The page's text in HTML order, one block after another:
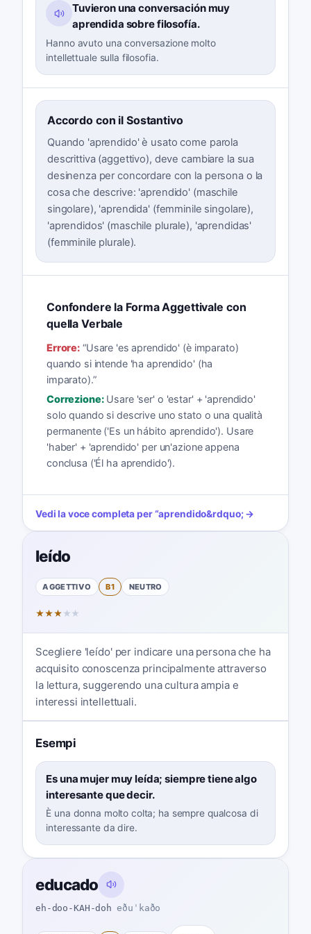
Tuvieron una conversación muy
aprendida sobre filosofía.
Hanno avuto una conversazione molto
intellettuale sulla filosofia.
Accordo con il Sostantivo
Quando 'aprendido' è usato come parola
descrittiva (aggettivo), deve cambiare la sua
desinenza per concordare con la persona o la
cosa che descrive: 'aprendido' (maschile
singolare), 'aprendida' (femminile singolare),
'aprendidos' (maschile plurale), 'aprendidas'
(femminile plurale).
Confondere la Forma Aggettivale con
quella Verbale
Errore: “Usare 'es aprendido' (è imparato)
quando si intende 'ha aprendido' (ha
imparato).”
Correzione: Usare 'ser' o 'estar' + 'aprendido'
solo quando si descrive uno stato o una qualità
permanente ('Es un hábito aprendido'). Usare
'haber' + 'aprendido' per un'azione appena
conclusa ('Él ha aprendido').
Vedi la voce completa per“aprendido&rdquo; →
leído
AGGETTIVO B1 NEUTRO
★★★ ★ ★
Scegliere 'leído' per indicare una persona che ha
acquisito conoscenza principalmente attraverso
la lettura, suggerendo una cultura ampia e
interessi intellettuali.
Esempi
Es una mujer muy leída; siempre tiene algo
interesante que decir.
È una donna molto colta; ha sempre qualcosa di
interessante da dire.
educado
eh-doo-KAH-doh eðuˈkaðo